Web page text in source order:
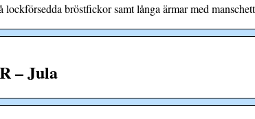
bröstfickor samt långa ärmar med
– Jula